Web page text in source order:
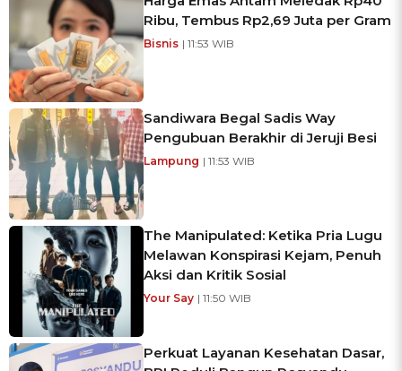
Ribu, Tembus Rp2,69 Juta per Gram
Bisnis | 11:53 WIB
Sandiwara Begal Sadis Way
Pengubuan Berakhir di Jeruji Besi
Lampung | 11:53 WIB
The Manipulated: Ketika Pria Lugu
Melawan Konspirasi Kejam, Penuh
Aksi dan Kritik Sosial
Your Say | 11:50 WIB
Perkuat Layanan Kesehatan Dasar,